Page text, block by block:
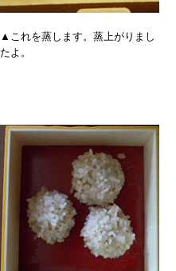
▲これを蒸します。蒸上がりまし
たよ。